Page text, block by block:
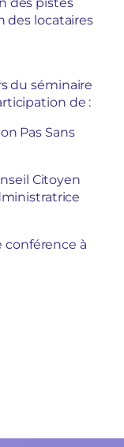
des locataires
du séminaire
de :
Pas Sans
Citoyen
conférence à